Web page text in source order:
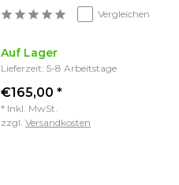
Vergleichen
Auf Lager
Lieferzeit: 5-8 Arbeitstage
€165,00 *
* Inkl. MwSt.
zzgl. Versandkosten